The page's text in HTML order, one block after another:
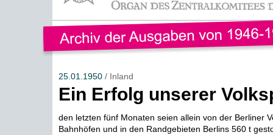
25.01.1950/ Inland
Ein Erfolg unserer
den letzten fünf Monaten seien allein von der Berliner
Bahnhöfen und in den Randgebieten Berlins 560 t